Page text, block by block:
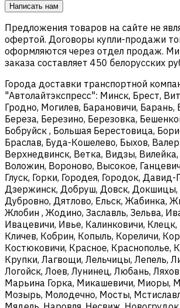
Написать нам
Предложения товаров на сайте не
офертой. Договоры купли-продажи
оформляются через отдел продаж.
заказа составляет 450 белорусских
Города доставки транспортной
"Автолайтэкспресс": Минск, Брест,
Гродно, Могилев, Барановичи, Барань,
Береза, Березино, Березовка,
Бобруйск , Большая Берестовица,
Браслав, Буда-Кошелево, Быхов,
Верхнедвинск, Ветка, Видзы,
Воложин, Вороново, Высокое,
Глуск, Горки, Городея, Городок, Давид-
Дзержинск, Добруш, Довск, Докшицы,
Дубровно, Дятлово, Ельск, Жабинка,
Жлобин , Жодино, Заславль, Зельва,
Ивацевичи, Ивье, Калинковичи, Клецк,
Кличев, Кобрин, Копыль, Кореличи,
Костюковичи, Красное, Краснополье,
Крупки, Лагвощи, Лельчицы, Лепель,
Логойск, Лоев, Лунинец, Любань,
Марьина Горка, Микашевичи, Миоры,
Мозырь, Молодечно, Мосты,